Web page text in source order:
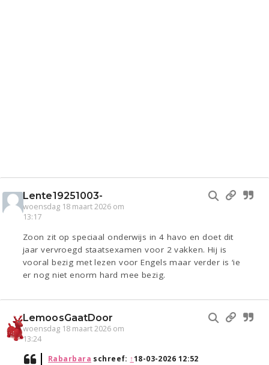
Lente19251003-
woensdag 18 maart 2026 om
13:17
Zoon zit op speciaal onderwijs in 4 havo en doet dit
jaar vervroegd staatsexamen voor 2 vakken. Hij is
vooral bezig met lezen voor Engels maar verder is ‘ie
er nog niet enorm hard mee bezig.
LemoosGaatDoor
woensdag 18 maart 2026 om
13:24
Rabarbara schreef: ↑18-03-2026 12:52